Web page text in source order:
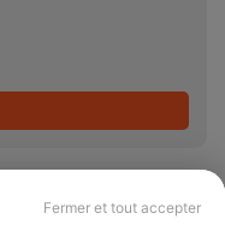
Fermer et tout accepter